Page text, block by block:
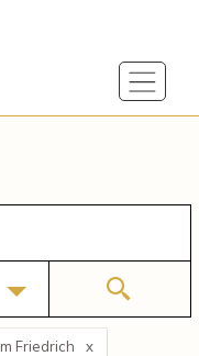
Friedrich